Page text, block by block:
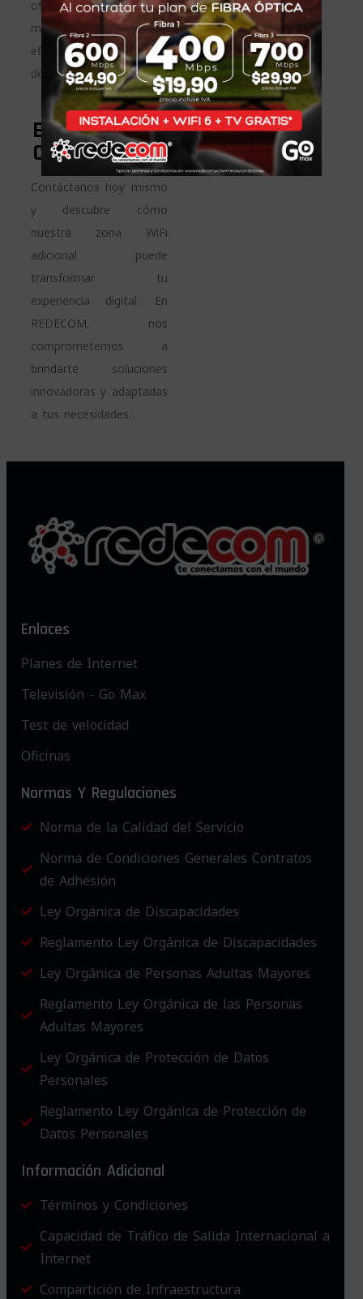
ofreciendo velocidades
más rápidas y mayor
eficiencia en la gestión
de múltiples conexiones.
¿Interesado
En Mejorar Tu
Conectividad?
Contáctanos hoy mismo
y descubre cómo
nuestra zona WiFi
adicional puede
transformar tu
experiencia digital. En
REDECOM, nos
comprometemos a
brindarte soluciones
innovadoras y adaptadas
a tus necesidades.
Enlaces
Planes de Internet
Televisión - Go Max
Test de velocidad
Oficinas
Normas Y Regulaciones
Norma de la Calidad del Servicio
Norma de Condiciones Generales Contratos
de Adhesión
Ley Orgánica de Discapacidades
Reglamento Ley Orgánica de Discapacidades
Ley Orgánica de Personas Adultas Mayores
Reglamento Ley Orgánica de las Personas
Adultas Mayores
Ley Orgánica de Protección de Datos
Personales
Reglamento Ley Orgánica de Protección de
Datos Personales
Información Adicional
Términos y Condiciones
Capacidad de Tráfico de Salida Internacional a
Internet
Compartición de Infraestructura